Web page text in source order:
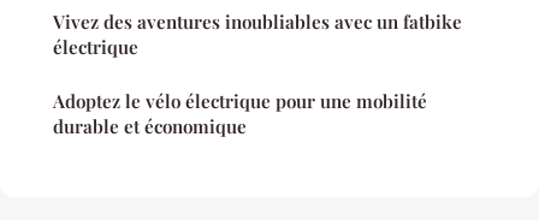
Vivez des aventures inoubliables avec un fatbike
électrique
Adoptez le vélo électrique pour une mobilité
durable et économique